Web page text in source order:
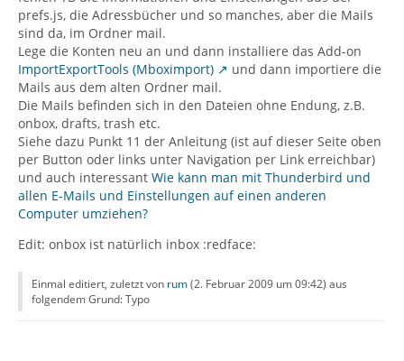
prefs.js, die Adressbücher und so manches, aber die Mails
sind da, im Ordner mail.
Lege die Konten neu an und dann installiere das Add-on
ImportExportTools (Mboximport)
und dann importiere die
Mails aus dem alten Ordner mail.
Die Mails befinden sich in den Dateien ohne Endung, z.B.
onbox, drafts, trash etc.
Siehe dazu Punkt 11 der Anleitung (ist auf dieser Seite oben
per Button oder links unter Navigation per Link erreichbar)
und auch interessant Wie kann man mit Thunderbird und
allen E-Mails und Einstellungen auf einen anderen
Computer umziehen?
Edit: onbox ist natürlich inbox :redface:
Einmal editiert, zuletzt von rum(2. Februar 2009 um 09:42) aus
folgendem Grund: Typo